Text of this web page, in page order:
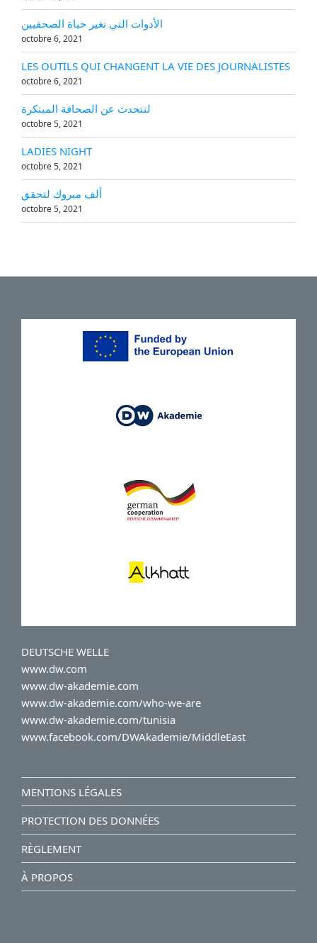
الأدوات التي تغير حياة الصحفيين
octobre 6, 2021
LES OUTILS QUI CHANGENT LA VIE DES JOURNALISTES
octobre 6, 2021
لنتحدث عن الصحافة المبتكرة
octobre 5, 2021
LADIES NIGHT
octobre 5, 2021
ألف مبروك لتحقق
octobre 5, 2021
DEUTSCHE WELLE
www.dw.com
www.dw-akademie.com
www.dw-akademie.com/who-we-are
www.dw-akademie.com/tunisia
www.facebook.com/DWAkademie/MiddleEast
MENTIONS LÉGALES
PROTECTION DES DONNÉES
RÈGLEMENT
À PROPOS